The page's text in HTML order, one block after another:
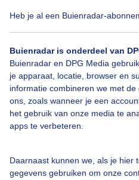
Heb je al een Buienradar-
Buienradar is onderdeel van
Buienradar en DPG Media
je apparaat, locatie, browser en
informatie combineren we met
ons, zoals wanneer je een
het gebruik van onze media te
apps te verbeteren.
Daarnaast kunnen we, als je hier
gegevens gebruiken om onze
Bekijk slideshow